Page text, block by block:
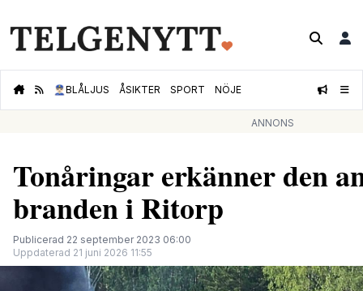
👮🏻‍♂️BLÅLJUS ÅSIKTER SPORT NÖJE
ANNONS
Tonåringar erkänner den
branden i Ritorp
Publicerad 22 september 2023 06:00
Uppdaterad 21 juni 2026 11:55